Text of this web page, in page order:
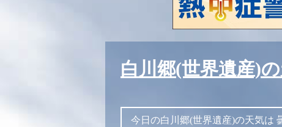
白川郷(世界遺産)
今日の白川郷(世界遺産)の天気は